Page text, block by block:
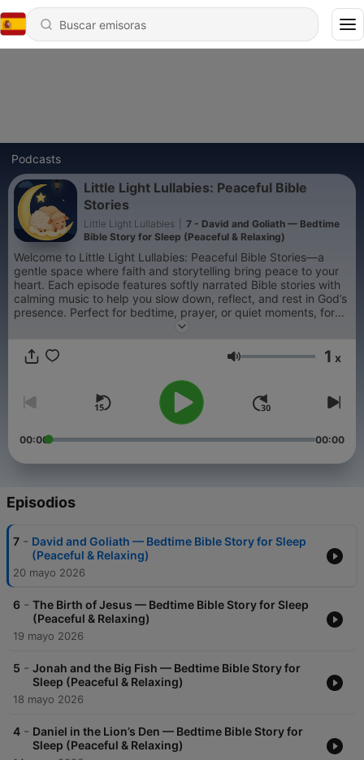
Podcasts
Little Light Lullabies: Peaceful Bible
Stories
Little Light Lullabies
7 - David and Goliath — Bedtime
Bible Story for Sleep (Peaceful & Relaxing)
Welcome to Little Light Lullabies: Peaceful Bible Stories—a
gentle space where faith and storytelling bring peace to your
heart. Each episode features softly narrated Bible stories with
calming music to help you slow down, reflect, and rest in God’s
presence. Perfect for bedtime, prayer, or quiet moments, for
children and adults alike. Let each story be a small light in your
alone. 🌙
Volumen 1 x
00:00 00:00
Episodios
7 - David and Goliath — Bedtime Bible Story for Sleep
(Peaceful & Relaxing)
20 mayo 2026
6 - The Birth of Jesus — Bedtime Bible Story for Sleep
(Peaceful & Relaxing)
19 mayo 2026
5 - Jonah and the Big Fish — Bedtime Bible Story for
Sleep (Peaceful & Relaxing)
18 mayo 2026
4 - Daniel in the Lion’s Den — Bedtime Bible Story for
Sleep (Peaceful & Relaxing)